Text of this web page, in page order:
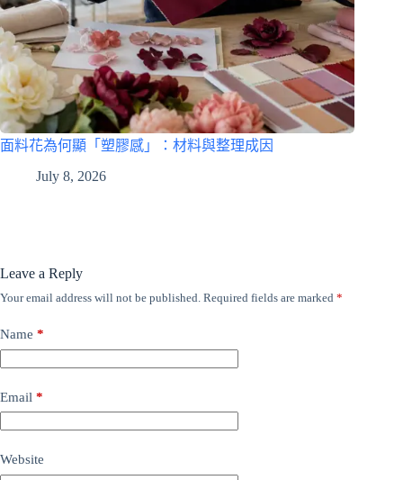
面料花為何顯「塑膠感」：材料與整理成因
July 8, 2026
Leave a Reply
Your email address will not be published. Required fields are marked *
Name *
Email *
Website